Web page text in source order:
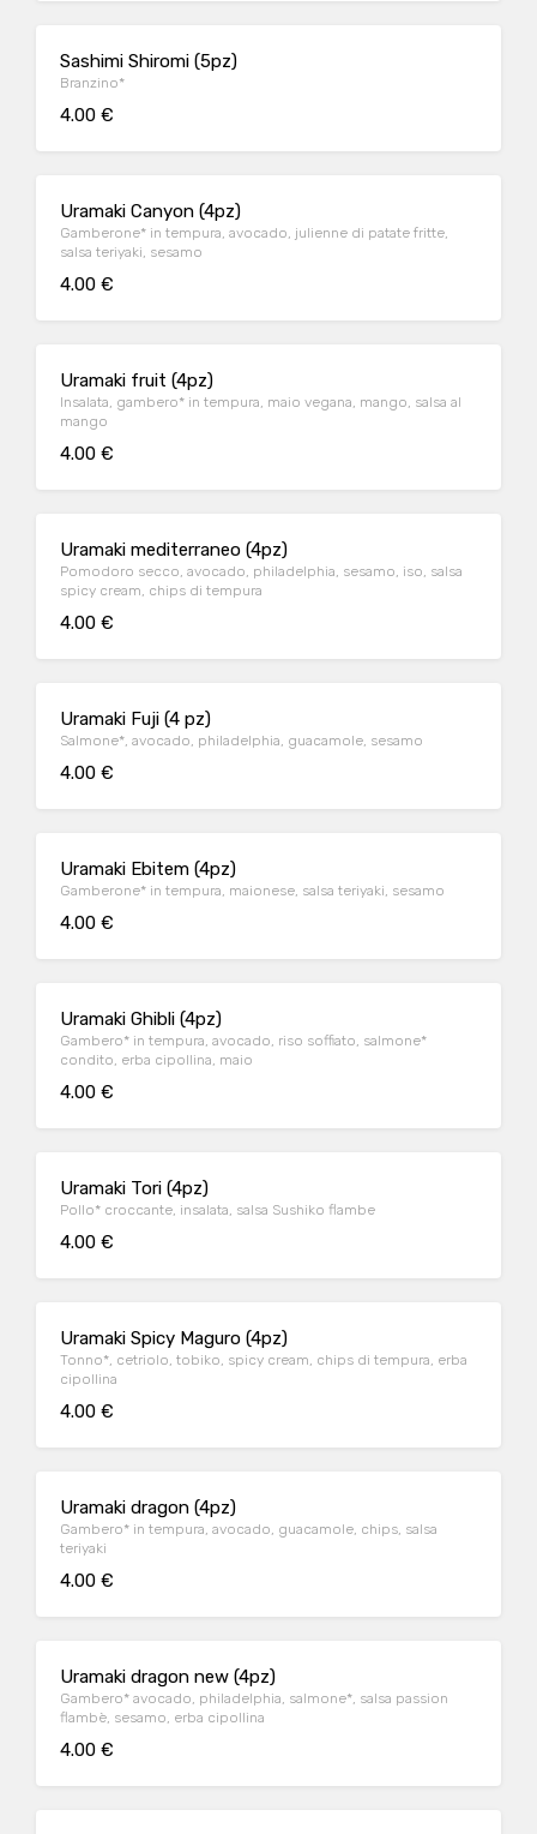
Sashimi Shiromi (5pz)
Branzino*
4.00 €
Uramaki Canyon (4pz)
Gamberone* in tempura, avocado, julienne di patate fritte,
salsa teriyaki, sesamo
4.00 €
Uramaki fruit (4pz)
Insalata, gambero* in tempura, maio vegana, mango, salsa al
mango
4.00 €
Uramaki mediterraneo (4pz)
Pomodoro secco, avocado, philadelphia, sesamo, iso, salsa
spicy cream, chips di tempura
4.00 €
Uramaki Fuji (4 pz)
Salmone*, avocado, philadelphia, guacamole, sesamo
4.00 €
Uramaki Ebitem (4pz)
Gamberone* in tempura, maionese, salsa teriyaki, sesamo
4.00 €
Uramaki Ghibli (4pz)
Gambero* in tempura, avocado, riso soffiato, salmone*
condito, erba cipollina, maio
4.00 €
Uramaki Tori (4pz)
Pollo* croccante, insalata, salsa Sushiko flambe
4.00 €
Uramaki Spicy Maguro (4pz)
Tonno*, cetriolo, tobiko, spicy cream, chips di tempura, erba
cipollina
4.00 €
Uramaki dragon (4pz)
Gambero* in tempura, avocado, guacamole, chips, salsa
teriyaki
4.00 €
Uramaki dragon new (4pz)
Gambero* avocado, philadelphia, salmone*, salsa passion
flambè, sesamo, erba cipollina
4.00 €